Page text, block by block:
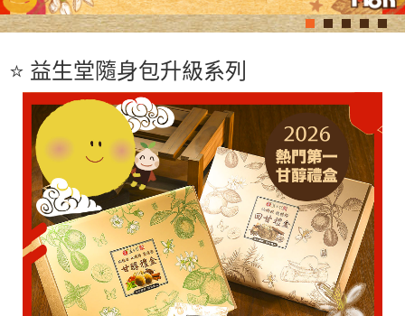
⭐️ 益生堂隨身包升級系列